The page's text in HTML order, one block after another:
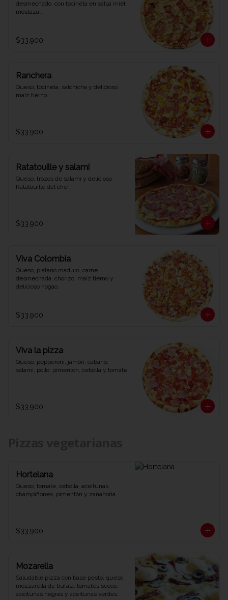
desmechado, con tocineta en salsa miel
mostaza..
$33.900
Ranchera
Queso, tocineta, salchicha y delicioso
maíz tierno.
$33.900
Ratatouille y salami
Queso, trozos de salamí y delicioso
Ratatouille del chef.
$33.900
Viva Colombia
Queso, platano maduro, carne
desmechada, chorizo, maíz tierno y
delicioso hogao.
$33.900
Viva la pizza
Queso, pepperoni, jamón, cabano,
salamí, pollo, pimentón, cebolla y tomate.
$33.900
Hortelana
Queso, tomate, cebolla, aceitunas,
champiñones, pimentón y zanahoria.
$33.900
Mozarella
Saludable pizza con base pesto, queso
mozzarella de búfala, tomates secos,
aceitunas negras y aceitunas verdes.